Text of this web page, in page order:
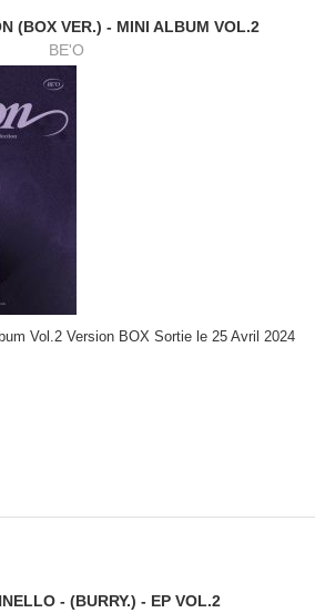
(BOX VER.) - MINI ALBUM VOL.2
BE'O
Vol.2 Version BOX Sortie le 25 Avril 2024
- (BURRY.) - EP VOL.2